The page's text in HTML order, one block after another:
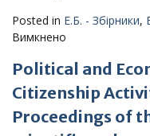
Posted in Е.Б. - Збірники,
Вимкнено
семінару
«Соціально-
психологічна
Political and
Citizenship
Proceedings of